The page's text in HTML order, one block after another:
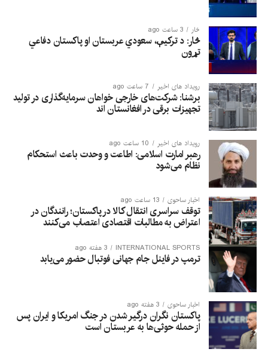
مالداری به مالدووا سفر کرده بود.
څار 3 ساعت ago
څار: د ترکیې، سعودي عربستان او پاکستان دفاعي
تړون
رویداد های اخیر 7 ساعت ago
برشنا: شرکت‌های خارجی خواهان سرمایه‌گذاری در تولید
تجهیزات برقی در افغانستان‌ اند
رویداد های اخیر 10 ساعت ago
رهبر امارت اسلامی: اطاعت و وحدت باعث استحکام
نظام می‌شود
اخبار ساحوی 13 ساعت ago
توقف سراسری انتقال کالا در پاکستان؛ رانندگان در
اعتراض به مطالبات اقتصادی اعتصاب می‌کنند
INTERNATIONAL SPORTS 3 هفته ago
ترمپ در فاینل جام جهانی فوتبال حضور می‌یابد
اخبار ساحوی 3 هفته ago
پاکستان نگران درگیر شدن در جنگ امریکا و ایران پس
از حمله حوثی‌ها به عربستان است